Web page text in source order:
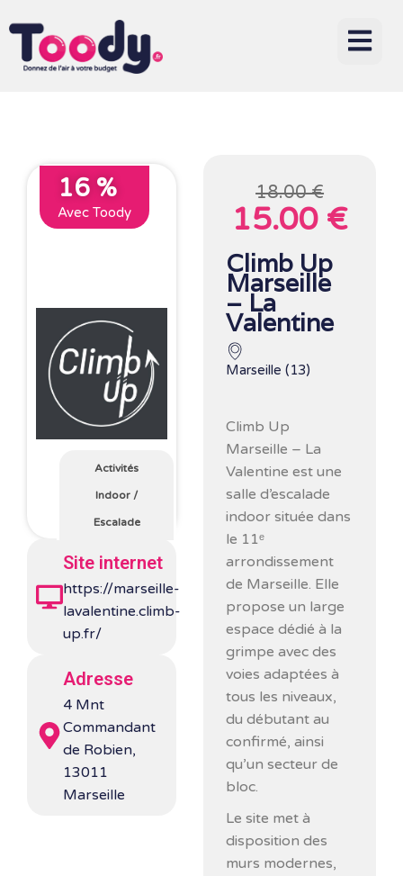
16 %
Avec Toody
Activités
Indoor /
Escalade
Site internet
https://marseille-
lavalentine.climb-
up.fr/
Adresse
4 Mnt
Commandant
de Robien,
13011
Marseille
18.00 €
15.00 €
Climb Up
Marseille
– La
Valentine
Marseille (13)
Climb Up
Marseille – La
Valentine est une
salle d’escalade
indoor située dans
le 11ᵉ
arrondissement
de Marseille. Elle
propose un large
espace dédié à la
grimpe avec des
voies adaptées à
tous les niveaux,
du débutant au
confirmé, ainsi
qu’un secteur de
bloc.
Le site met à
disposition des
murs modernes,